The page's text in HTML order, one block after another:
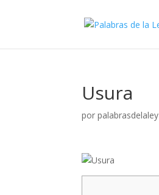
Usura
porpalabrasdelaley